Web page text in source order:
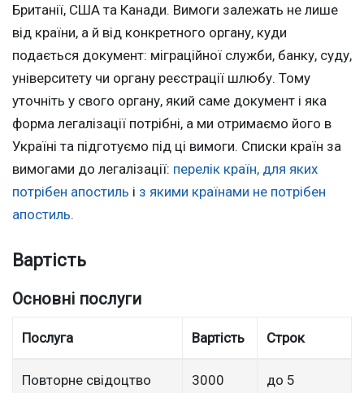
Британії, США та Канади. Вимоги залежать не лише
від країни, а й від конкретного органу, куди
подається документ: міграційної служби, банку, суду,
університету чи органу реєстрації шлюбу. Тому
уточніть у свого органу, який саме документ і яка
форма легалізації потрібні, а ми отримаємо його в
Україні та підготуємо під ці вимоги. Списки країн за
вимогами до легалізації: перелік країн, для яких
потрібен апостиль і з якими країнами не потрібен
апостиль.
Вартість
Основні послуги
Послуга Вартість Строк
Повторне свідоцтво
3000
до 5